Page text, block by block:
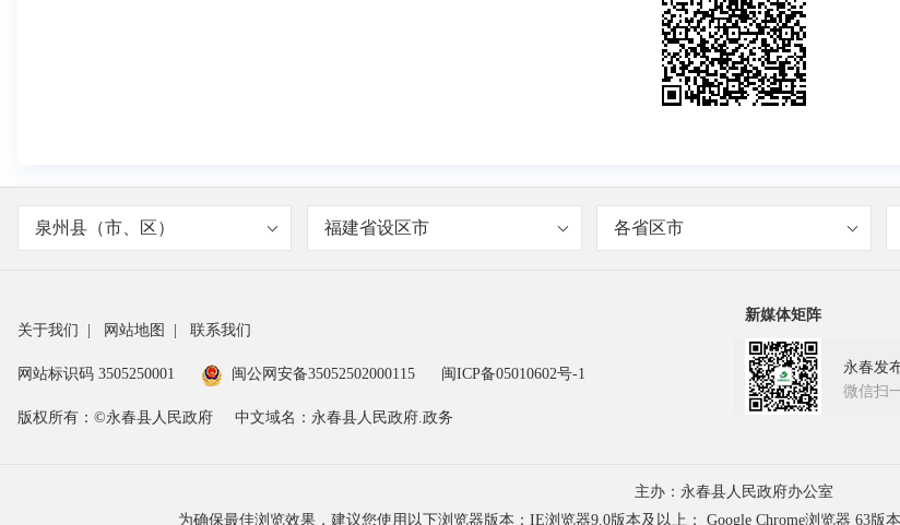
泉州县（市、区） 福建省设区市 各省区市
关于我们 网站地图 联系我们
网站标识码 3505250001 闽公网安备35052502000115 闽ICP备05010602号-1
版权所有：©永春县人民政府 中文域名：永春县人民政府.政务
新媒体矩阵
永春发
微信扫
主办：永春县人民政府办公室
为确保最佳浏览效果，建议您使用以下浏览器版本：IE浏览器9.0版本及以上； Google Chrome浏览器 63版